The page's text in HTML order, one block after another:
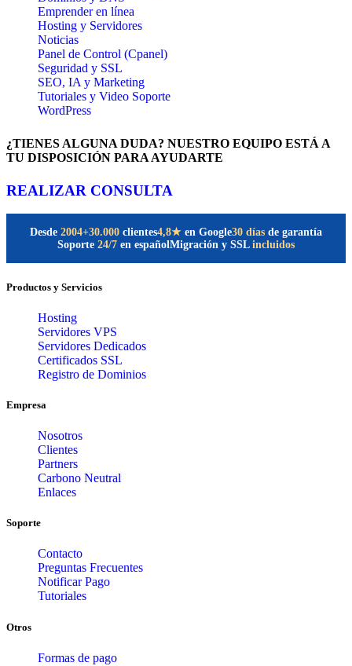
Emprender en línea
Hosting y Servidores
Noticias
Panel de Control (Cpanel)
Seguridad y SSL
SEO, IA y Marketing
Tutoriales y Video Soporte
WordPress
¿TIENES ALGUNA DUDA? NUESTRO EQUIPO ESTÁ A
TU DISPOSICIÓN PARA AYUDARTE
REALIZAR CONSULTA
Desde 2004+30.000 clientes4,8★ en Google30 días de garantía
Soporte 24/7 en españolMigración y SSL incluidos
Productos y Servicios
Hosting
Servidores VPS
Servidores Dedicados
Certificados SSL
Registro de Dominios
Empresa
Nosotros
Clientes
Partners
Carbono Neutral
Enlaces
Soporte
Contacto
Preguntas Frecuentes
Notificar Pago
Tutoriales
Otros
Formas de pago